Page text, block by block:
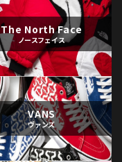
The North Face
ノースフェイス
VANS
ヴァンズ